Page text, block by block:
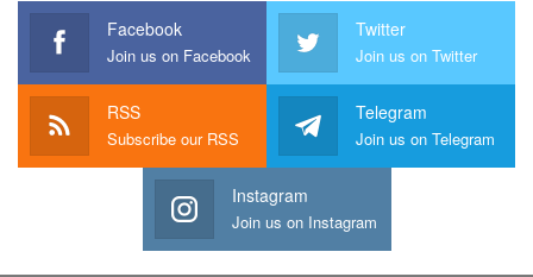
Facebook
Join us on Facebook
Twitter
Join us on Twitter
RSS
Subscribe our RSS
Telegram
Join us on Telegram
Instagram
Join us on Instagram